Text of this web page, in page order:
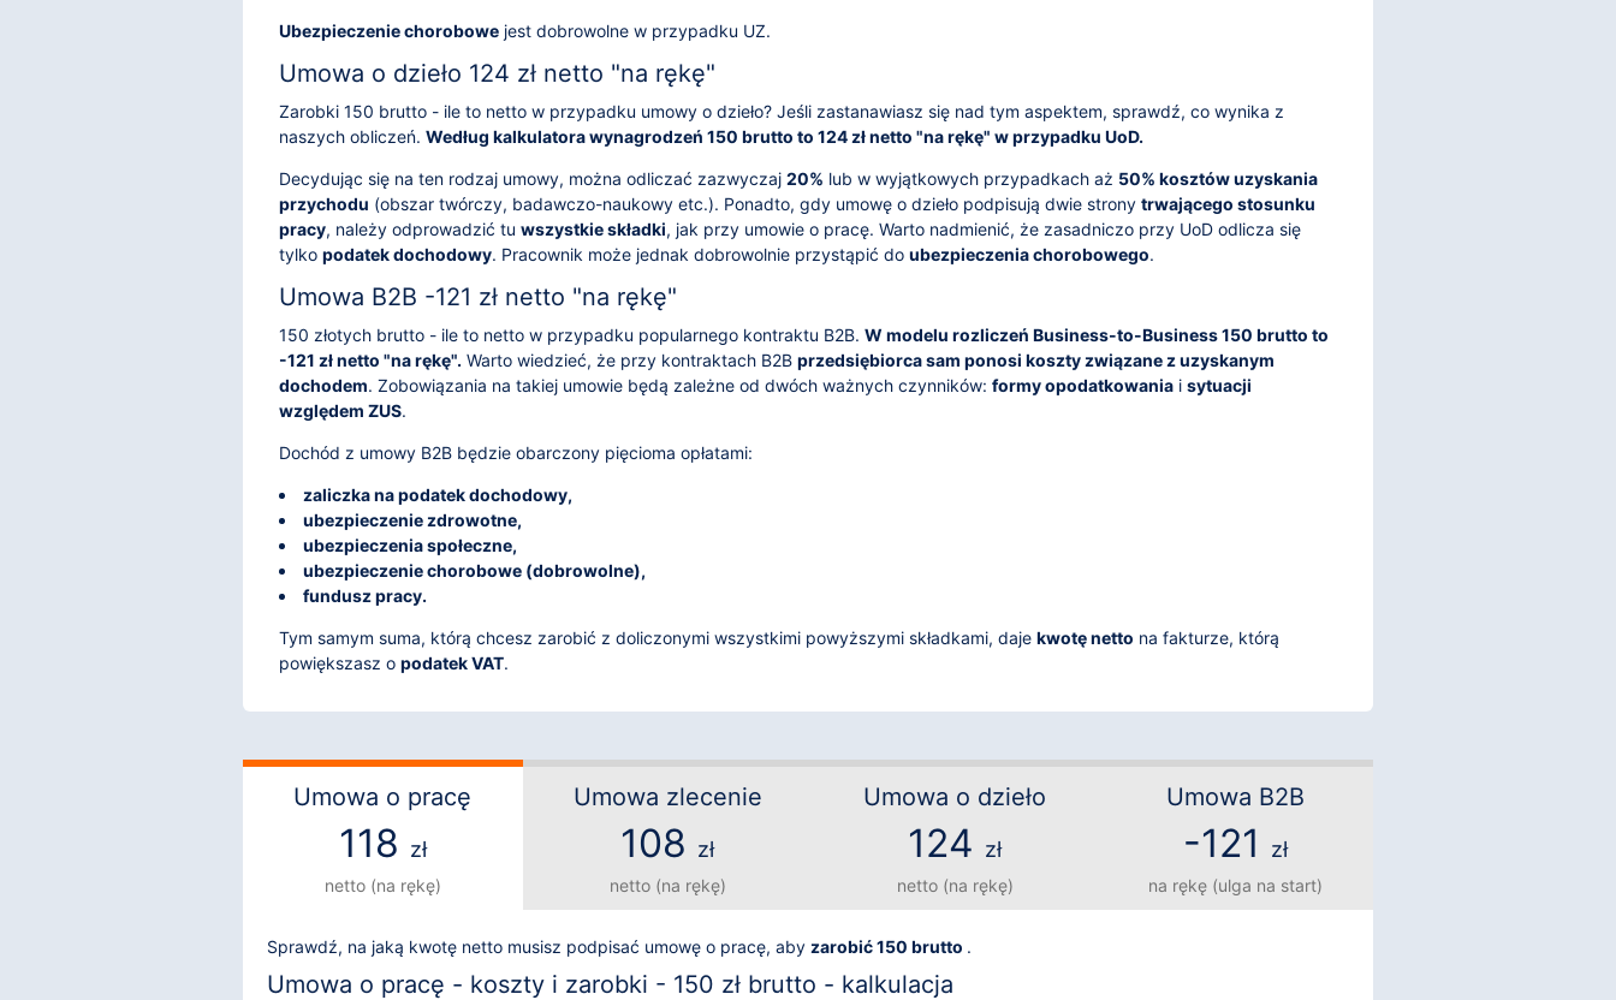
Ubezpieczenie chorobowe jest dobrowolne w przypadku UZ.
Umowa o dzieło 124 zł netto "na rękę"
Zarobki 150 brutto - ile to netto w przypadku umowy o dzieło? Jeśli zastanawiasz się nad tym aspektem, sprawdź, co wynika z
naszych obliczeń. Według kalkulatora wynagrodzeń 150 brutto to 124 zł netto "na rękę" w przypadku UoD.
Decydując się na ten rodzaj umowy, można odliczać zazwyczaj 20% lub w wyjątkowych przypadkach aż 50% kosztów uzyskania
przychodu (obszar twórczy, badawczo-naukowy etc.). Ponadto, gdy umowę o dzieło podpisują dwie strony trwającego stosunku
pracy, należy odprowadzić tu wszystkie składki, jak przy umowie o pracę. Warto nadmienić, że zasadniczo przy UoD odlicza się
tylko podatek dochodowy. Pracownik może jednak dobrowolnie przystąpić do ubezpieczenia chorobowego.
Umowa B2B -121 zł netto "na rękę"
150 złotych brutto - ile to netto w przypadku popularnego kontraktu B2B. W modelu rozliczeń Business-to-Business 150 brutto to
-121 zł netto "na rękę". Warto wiedzieć, że przy kontraktach B2B przedsiębiorca sam ponosi koszty związane z uzyskanym
dochodem. Zobowiązania na takiej umowie będą zależne od dwóch ważnych czynników: formy opodatkowania i sytuacji
względem ZUS.
Dochód z umowy B2B będzie obarczony pięcioma opłatami:
zaliczka na podatek dochodowy,
ubezpieczenie zdrowotne,
ubezpieczenia społeczne,
ubezpieczenie chorobowe (dobrowolne),
fundusz pracy.
Tym samym suma, którą chcesz zarobić z doliczonymi wszystkimi powyższymi składkami, daje kwotę netto na fakturze, którą
powiększasz o podatek VAT.
Umowa o pracę
118 zł
netto (na rękę)
Umowa zlecenie
108 zł
netto (na rękę)
Umowa o dzieło
124 zł
netto (na rękę)
Umowa B2B
-121 zł
na rękę (ulga na start)
Sprawdź, na jaką kwotę netto musisz podpisać umowę o pracę, aby zarobić 150 brutto .
Umowa o pracę - koszty i zarobki - 150 zł brutto - kalkulacja